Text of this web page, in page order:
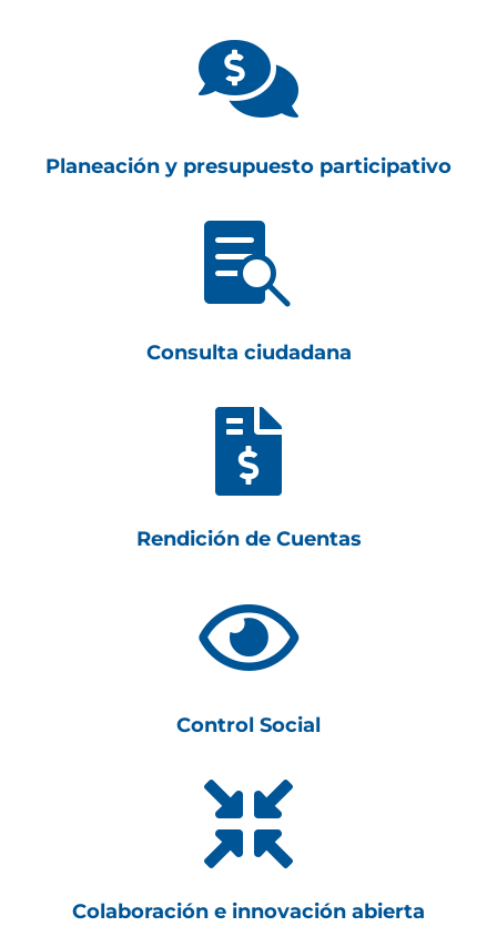

Planeación y presupuesto participativo

Consulta ciudadana

Rendición de Cuentas

Control Social

Colaboración e innovación abierta